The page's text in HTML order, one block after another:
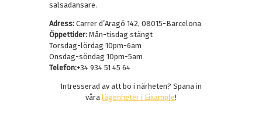
salsadansare.
Adress: Carrer d’Aragó 142, 08015-Barcelona
Öppettider: Mån-tisdag stängt
Torsdag-lördag 10pm-6am
Onsdag-söndag 10pm-5am
Telefon:+34 934 51 45 64
Intresserad av att bo i närheten? Spana in
våra lägenheter i Eixample!